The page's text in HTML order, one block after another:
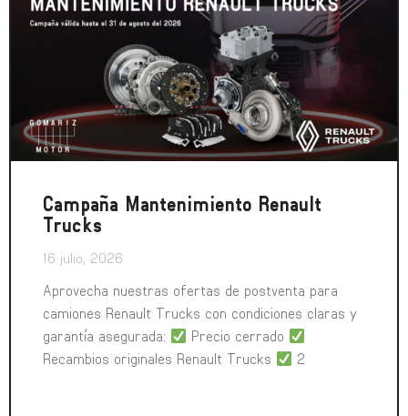
Campaña Mantenimiento Renault
Trucks
16 julio, 2026
Aprovecha nuestras ofertas de postventa para
camiones Renault Trucks con condiciones claras y
garantía asegurada:
Precio cerrado
Recambios originales Renault Trucks
2